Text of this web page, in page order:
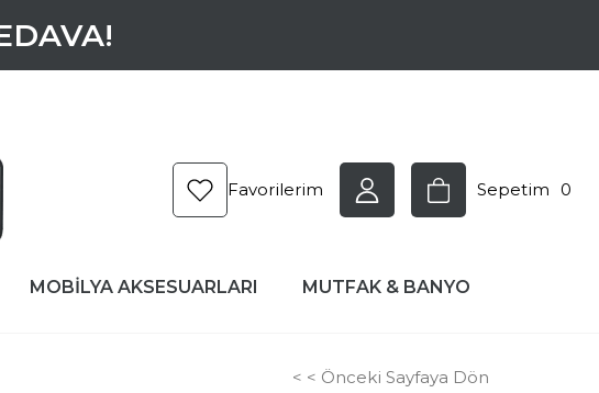
Sepetim 0
Favorilerim
MOBİLYA AKSESUARLARI MUTFAK & BANYO
< < Önceki Sayfaya Dön